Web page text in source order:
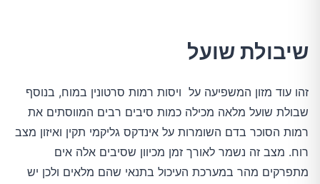
שיבולת שועל
זהו עוד מזון המשפיעה על ויסות רמות סרטונין במוח, בנוסף
שבולת שועל מלאה מכילה כמות סיבים רבים המווסתים את
רמות הסוכר בדם השומרות על אינדקס גליקמי תקין ואיזון מצב
רוח. מצב זה נשמר לאורך זמן מכיוון שסיבים אלה אים
מתפרקים מהר במערכת העיכול בתנאי שהם מלאים ולכן יש